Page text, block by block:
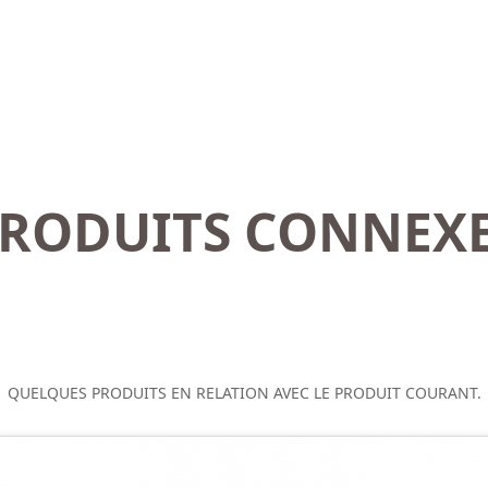
QUELQUES PRODUITS EN RELATION AVEC LE PRODUIT COURANT.